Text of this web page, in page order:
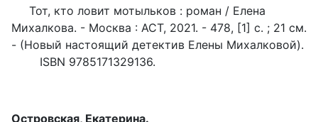
Тот, кто ловит мотыльков : роман / Елена
Михалкова. - Москва : АСТ, 2021. - 478, [1] с. ; 21 см.
- (Новый настоящий детектив Елены Михалковой).
ISBN 9785171329136.
Островская, Екатерина.